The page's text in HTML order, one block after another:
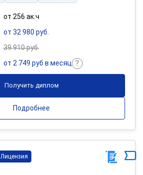
от 256 ак.ч
от 32 980 руб.
39 910 руб.
от 2 749 руб в месяц
Получить диплом
Подробнее
Лицензия